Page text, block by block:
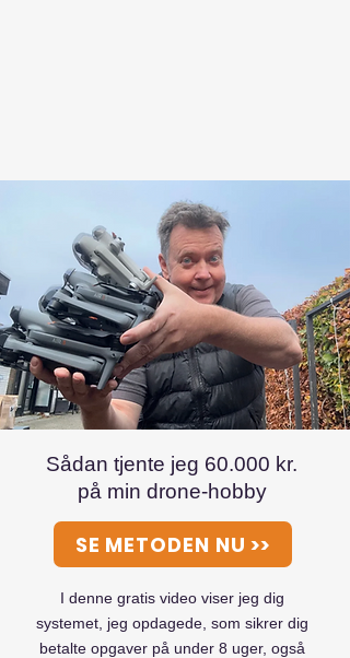
Sådan tjente jeg 60.000 kr.
på min drone-hobby
SE METODEN NU >>
I denne gratis video viser jeg dig
systemet, jeg opdagede, som sikrer dig
betalte opgaver på under 8 uger, også